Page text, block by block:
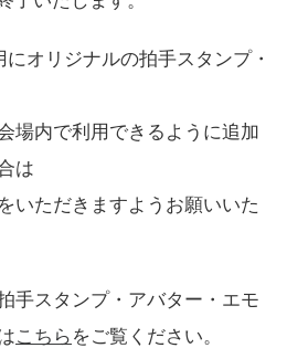
オリジナルの拍手スタンプ・
場内で利用できるように追加
は
いただきますようお願いいた
手スタンプ・アバター・エモ
こちら をご覧ください。